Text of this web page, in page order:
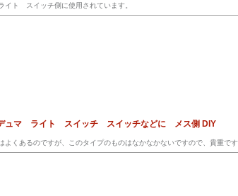
ト スイッチ側に使用されています。
ュマ ライト スイッチ スイッチなどに メス側 DIY
よくあるのですが、このタイプのものはなかなかないですので、貴重で